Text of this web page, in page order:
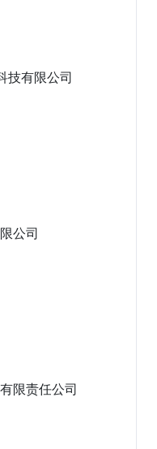
技有限公司
公司
限责任公司